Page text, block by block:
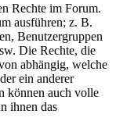
Rechte im Forum.
ausführen; z. B.
Benutzergruppen
Die Rechte, die
abhängig, welche
ein anderer
können auch volle
ihnen das